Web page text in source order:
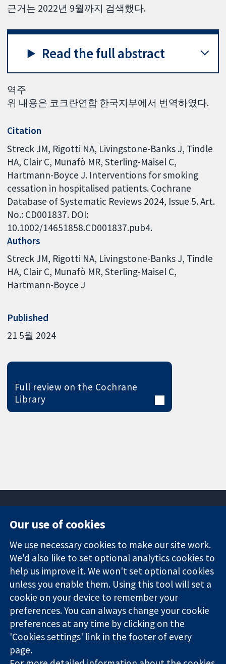
근거는 2022년 9월까지 검색했다.
Read the full abstract
역주
위 내용은 코크란연합 한국지부에서 번역하였다.
Citation
Streck JM, Rigotti NA, Livingstone-Banks J, Tindle
HA, Clair C, Munafò MR, Sterling-Maisel C,
Hartmann-Boyce J. Interventions for smoking
cessation in hospitalised patients. Cochrane
Database of Systematic Reviews 2024, Issue 5. Art.
No.: CD001837. DOI:
10.1002/14651858.CD001837.pub4.
Authors
Streck JM Rigotti NA Livingstone-Banks J Tindle
HA Clair C Munafò MR Sterling-Maisel C
Hartmann-Boyce J
Published
21 5월 2024
Full review on the Cochrane
Library
Trusted
evidence.
Informed
decisions.
Better health.
Square
London
W1G 0AN
영국
News
Press office
About us
작업
Cochrane
Library
The Cochrane Collaboration is a charity (no. 1045921) and a
company limited by guarantee (no. 03044323) registered in
England & Wales. VAT registration number GB 718 2127 49.
Our use of cookies
We use necessary cookies to make our site work.
We'd also like to set optional analytics cookies to
help us improve it. We won't set optional cookies
unless you enable them. Using this tool will set a
cookie on your device to remember your
preferences. You can always change your cookie
preferences at any time by clicking on the
'Cookies settings' link in the footer of every
page.